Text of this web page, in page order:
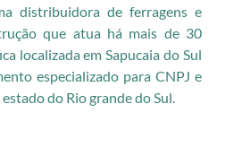
distribuidora de ferragens e
que atua há mais de 30
localizada em Sapucaia do Sul
especializado para CNPJ e
do Rio grande do Sul.